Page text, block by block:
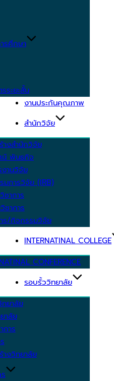
รศึกษา
ระยะสั้น
งานประกันคุณภาพ
สำนักวิจัย
างสำนักวิจัย
น์ พันธกิจ
งานวิจัย
มการวิจัย (IRB)
ชาการ
ชาการ
ร/กิจกรรมวิจัย
INTERNATINAL COLLEGE
CONFERENCE
รอบรั้ววิทยาลัย
ทยาลัย
าลัย
การ
างวิทยาลัย